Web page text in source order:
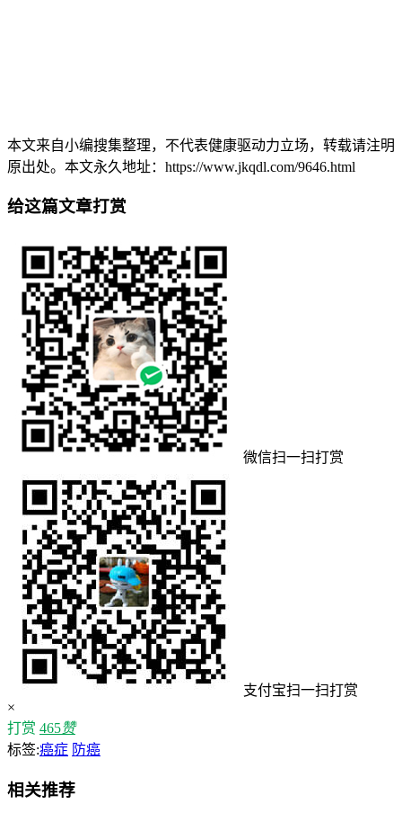
本文来自小编搜集整理，不代表健康驱动力立场，转载请注明
原出处。本文永久地址：https://www.jkqdl.com/9646.html
给这篇文章打赏
微信扫一扫打赏
支付宝扫一扫打赏
×
打赏 465赞
标签:癌症 防癌
相关推荐